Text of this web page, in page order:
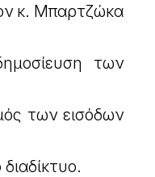
κ. Μπαρτζώκα
των
των εισόδων